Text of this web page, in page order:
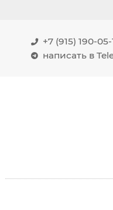
+7 (915) 190-05-
написать в